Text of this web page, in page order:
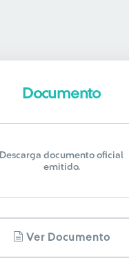
Documento
Descarga documento oficial
emitido.
Ver Documento